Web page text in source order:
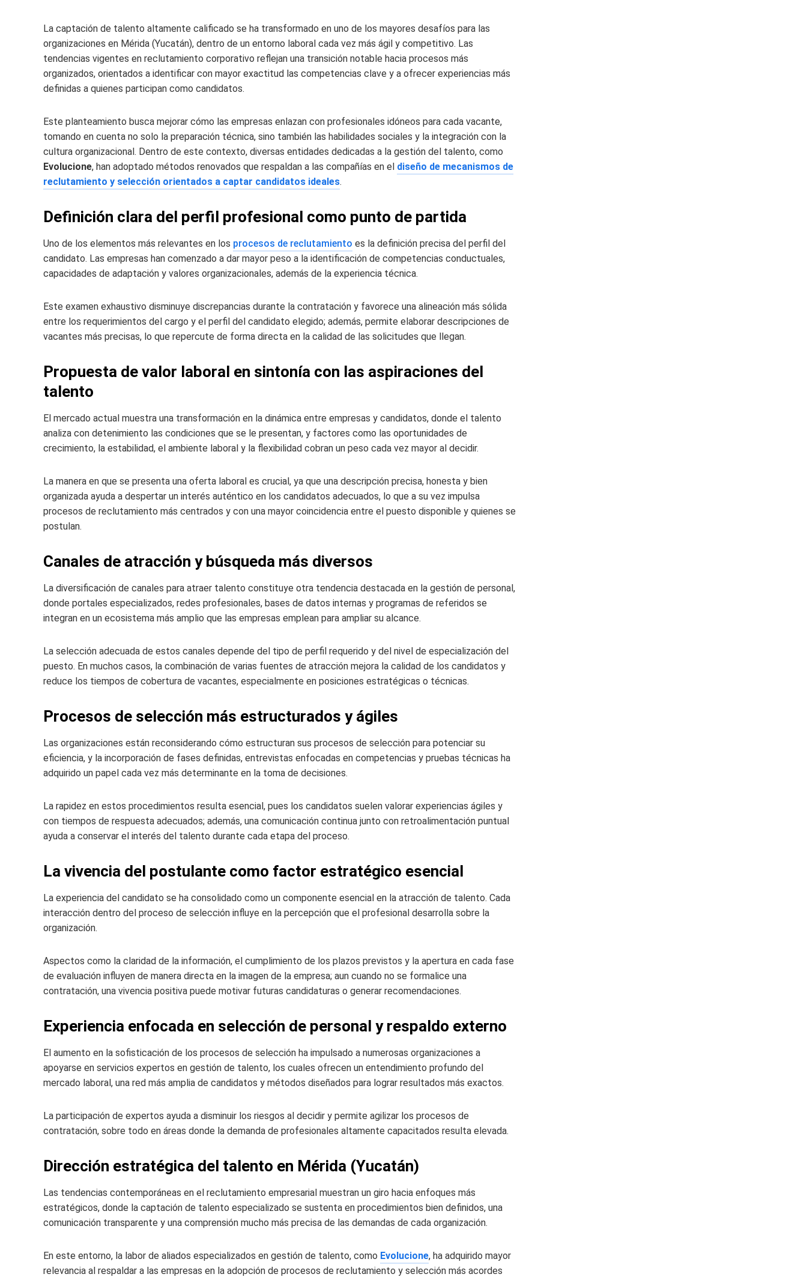
La captación de talento altamente calificado se ha transformado en uno de los mayores desafíos para las
organizaciones en Mérida (Yucatán), dentro de un entorno laboral cada vez más ágil y competitivo. Las
tendencias vigentes en reclutamiento corporativo reflejan una transición notable hacia procesos más
organizados, orientados a identificar con mayor exactitud las competencias clave y a ofrecer experiencias más
definidas a quienes participan como candidatos.
Este planteamiento busca mejorar cómo las empresas enlazan con profesionales idóneos para cada vacante,
tomando en cuenta no solo la preparación técnica, sino también las habilidades sociales y la integración con la
cultura organizacional. Dentro de este contexto, diversas entidades dedicadas a la gestión del talento, como
Evolucione, han adoptado métodos renovados que respaldan a las compañías en el diseño de mecanismos de
reclutamiento y selección orientados a captar candidatos ideales.
Definición clara del perfil profesional como punto de partida
Uno de los elementos más relevantes en los procesos de reclutamiento es la definición precisa del perfil del
candidato. Las empresas han comenzado a dar mayor peso a la identificación de competencias conductuales,
capacidades de adaptación y valores organizacionales, además de la experiencia técnica.
Este examen exhaustivo disminuye discrepancias durante la contratación y favorece una alineación más sólida
entre los requerimientos del cargo y el perfil del candidato elegido; además, permite elaborar descripciones de
vacantes más precisas, lo que repercute de forma directa en la calidad de las solicitudes que llegan.
Propuesta de valor laboral en sintonía con las aspiraciones del
talento
El mercado actual muestra una transformación en la dinámica entre empresas y candidatos, donde el talento
analiza con detenimiento las condiciones que se le presentan, y factores como las oportunidades de
crecimiento, la estabilidad, el ambiente laboral y la flexibilidad cobran un peso cada vez mayor al decidir.
La manera en que se presenta una oferta laboral es crucial, ya que una descripción precisa, honesta y bien
organizada ayuda a despertar un interés auténtico en los candidatos adecuados, lo que a su vez impulsa
procesos de reclutamiento más centrados y con una mayor coincidencia entre el puesto disponible y quienes se
postulan.
Canales de atracción y búsqueda más diversos
La diversificación de canales para atraer talento constituye otra tendencia destacada en la gestión de personal,
donde portales especializados, redes profesionales, bases de datos internas y programas de referidos se
integran en un ecosistema más amplio que las empresas emplean para ampliar su alcance.
La selección adecuada de estos canales depende del tipo de perfil requerido y del nivel de especialización del
puesto. En muchos casos, la combinación de varias fuentes de atracción mejora la calidad de los candidatos y
reduce los tiempos de cobertura de vacantes, especialmente en posiciones estratégicas o técnicas.
Procesos de selección más estructurados y ágiles
Las organizaciones están reconsiderando cómo estructuran sus procesos de selección para potenciar su
eficiencia, y la incorporación de fases definidas, entrevistas enfocadas en competencias y pruebas técnicas ha
adquirido un papel cada vez más determinante en la toma de decisiones.
La rapidez en estos procedimientos resulta esencial, pues los candidatos suelen valorar experiencias ágiles y
con tiempos de respuesta adecuados; además, una comunicación continua junto con retroalimentación puntual
ayuda a conservar el interés del talento durante cada etapa del proceso.
La vivencia del postulante como factor estratégico esencial
La experiencia del candidato se ha consolidado como un componente esencial en la atracción de talento. Cada
interacción dentro del proceso de selección influye en la percepción que el profesional desarrolla sobre la
organización.
Aspectos como la claridad de la información, el cumplimiento de los plazos previstos y la apertura en cada fase
de evaluación influyen de manera directa en la imagen de la empresa; aun cuando no se formalice una
contratación, una vivencia positiva puede motivar futuras candidaturas o generar recomendaciones.
Experiencia enfocada en selección de personal y respaldo externo
El aumento en la sofisticación de los procesos de selección ha impulsado a numerosas organizaciones a
apoyarse en servicios expertos en gestión de talento, los cuales ofrecen un entendimiento profundo del
mercado laboral, una red más amplia de candidatos y métodos diseñados para lograr resultados más exactos.
La participación de expertos ayuda a disminuir los riesgos al decidir y permite agilizar los procesos de
contratación, sobre todo en áreas donde la demanda de profesionales altamente capacitados resulta elevada.
Dirección estratégica del talento en Mérida (Yucatán)
Las tendencias contemporáneas en el reclutamiento empresarial muestran un giro hacia enfoques más
estratégicos, donde la captación de talento especializado se sustenta en procedimientos bien definidos, una
comunicación transparente y una comprensión mucho más precisa de las demandas de cada organización.
En este entorno, la labor de aliados especializados en gestión de talento, como Evolucione, ha adquirido mayor
relevancia al respaldar a las empresas en la adopción de procesos de reclutamiento y selección más acordes